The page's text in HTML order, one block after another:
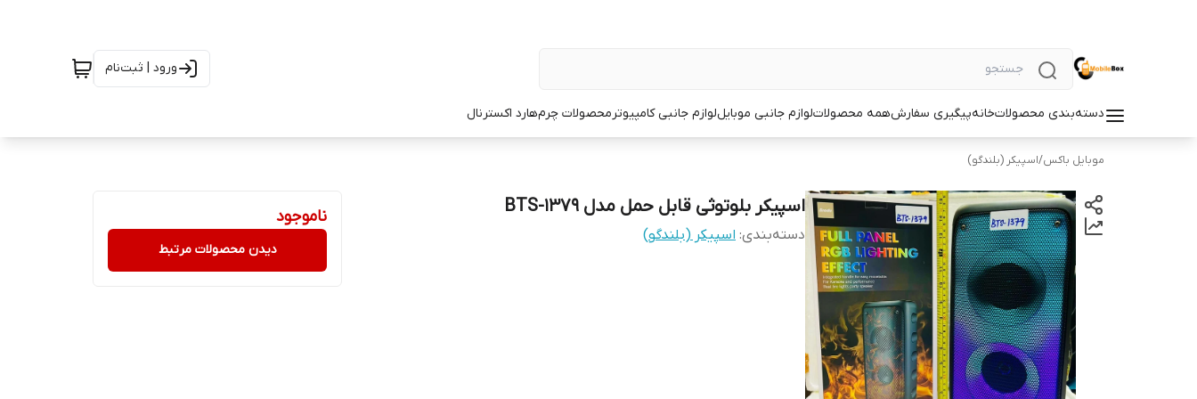
ورود | ثبت‌نام
دسته‌بندی محصولاتخانهپیگیری سفارشهمه محصولاتلوازم جانبی موبایللوازم جانبی کامپیوترمحصولات چرمهارد اکسترنال
موبایل باکس/اسپیکر (بلندگو)
اسپیکر بلوتوثی قابل حمل مدل BTS-1379
دسته‌بندی: اسپیکر (بلندگو)
ناموجود
دیدن محصولات مرتبط